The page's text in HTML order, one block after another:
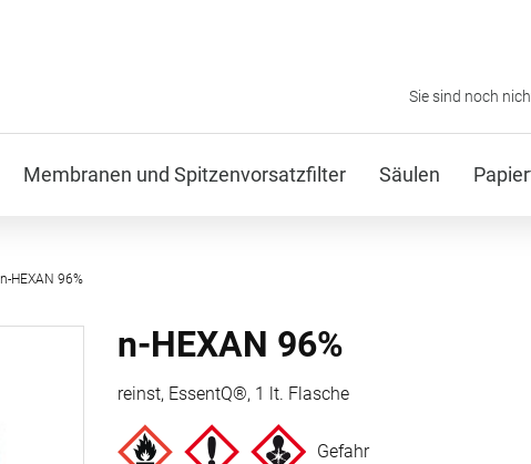
Sie sind noch
Membranen und Spitzenvorsatzfilter Säulen
n-HEXAN 96%
n-HEXAN 96%
reinst, EssentQ®, 1 lt. Flasche
Gefahr